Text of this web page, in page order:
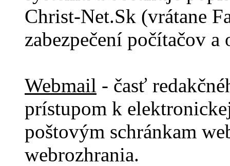
Christ-Net.Sk (vrátane
zabezpečení počítačov
Webmail - časť
prístupom k
poštovým schránkam
webrozhrania.